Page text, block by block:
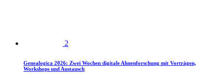
2
Genealogica 2026: Zwei Wochen digitale Ahnenforschung mit Vorträgen,
Workshops und Austausch